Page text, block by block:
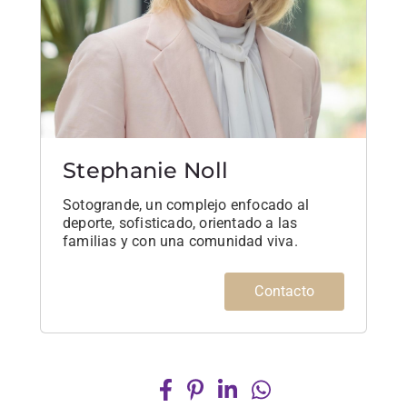
Stephanie Noll
Sotogrande, un complejo enfocado al
deporte, sofisticado, orientado a las
familias y con una comunidad viva.
Contacto